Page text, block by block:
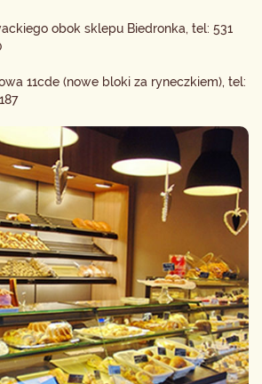
obok sklepu Biedronka, tel: 531
11cde (nowe bloki za ryneczkiem), tel: